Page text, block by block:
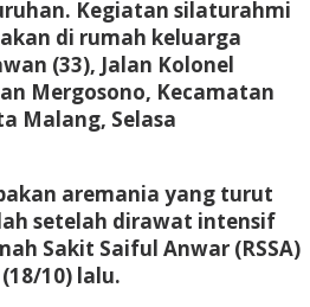
Kegiatan silaturahmi
di rumah keluarga
(33), Jalan Kolonel
Mergosono, Kecamatan
Malang, Selasa
aremania yang turut
setelah dirawat intensif
Sakit Saiful Anwar (RSSA)
10) lalu.